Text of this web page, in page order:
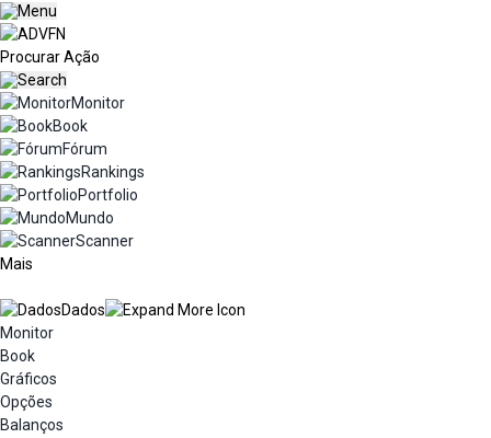
Monitor
Book
Fórum
Rankings
Portfolio
Mundo
Scanner
Mais
Dados
Monitor
Book
Gráficos
Opções
Balanços